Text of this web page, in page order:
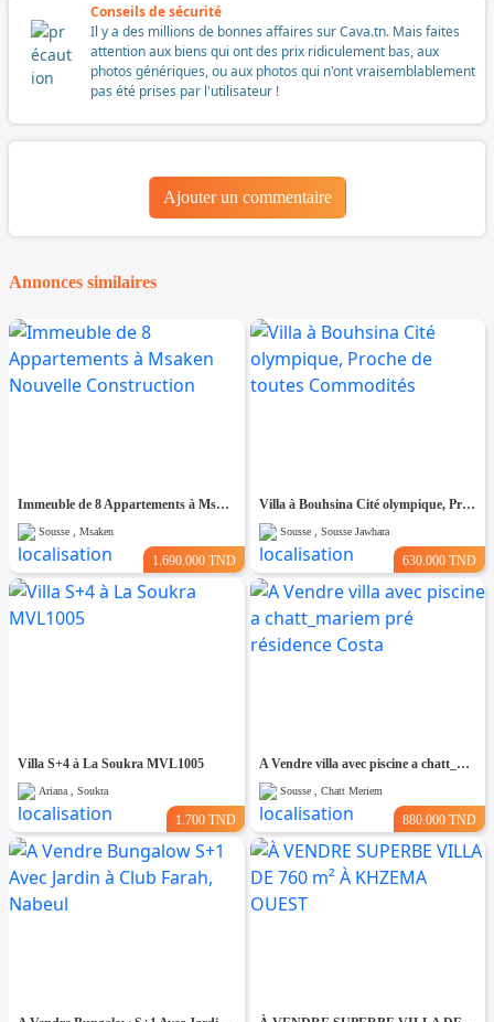
Conseils de sécurité
Il y a des millions de bonnes affaires sur Cava.tn. Mais faites
attention aux biens qui ont des prix ridiculement bas, aux
photos génériques, ou aux photos qui n'ont vraisemblablement
pas été prises par l'utilisateur !
Ajouter un commentaire
Annonces similaires
Immeuble de 8 Appartements à Msaken Nouvelle Construction
Sousse , Msaken
1.690.000 TND
Villa à Bouhsina Cité olympique, Proche de toutes Commodités
Sousse , Sousse Jawhara
630.000 TND
Villa S+4 à La Soukra MVL1005
Ariana , Soukra
1.700 TND
A Vendre villa avec piscine a chatt_mariem pré résidence Costa
Sousse , Chatt Meriem
880.000 TND